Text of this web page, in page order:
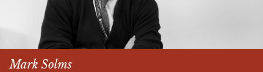
Mark Solms